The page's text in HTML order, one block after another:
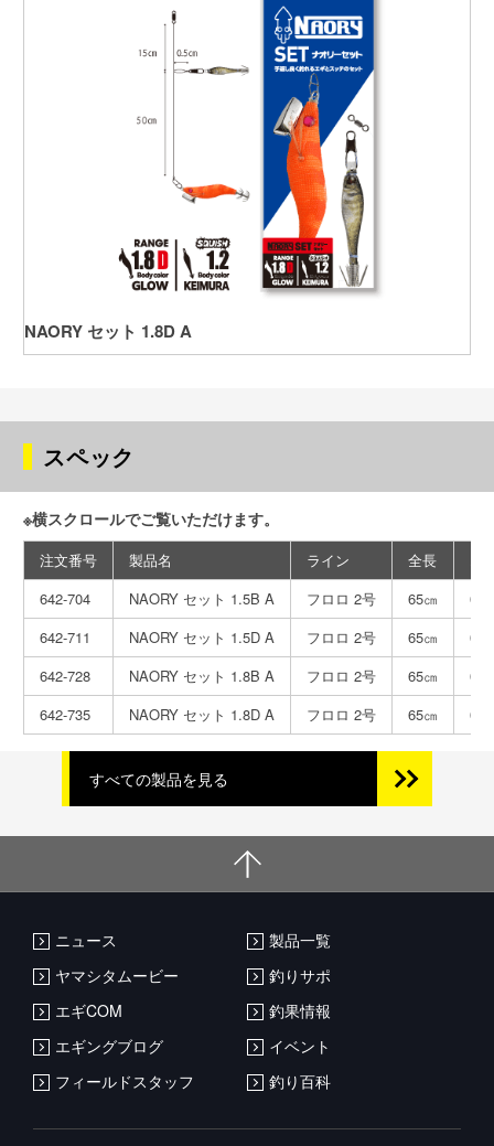
NAORY セット 1.8D A
スペック
※横スクロールでご覧いただけます。
注文番号 製品名 ライン 全長
642-704
NAORY セット 1.5B A フロロ 2号 65㎝
0.5
642-711
NAORY セット 1.5D A フロロ 2号 65㎝
0.5
642-728
NAORY セット 1.8B A フロロ 2号 65㎝
0.5
642-735
NAORY セット 1.8D A フロロ 2号 65㎝ 0.5
すべての製品を見る
ニュース
製品一覧
ヤマシタムービー
釣りサポ
エギCOM
釣果情報
エギングブログ
イベント
フィールドスタッフ
釣り百科